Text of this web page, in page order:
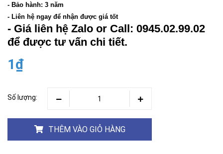
- Bảo hành: 3 năm
- Liên hệ ngay để nhận được giá tốt
- Giá liên hệ Zalo or Call: 0945.02.99.02
để được tư vấn chi tiết.
1₫
Số lượng:
THÊM VÀO GIỎ HÀNG